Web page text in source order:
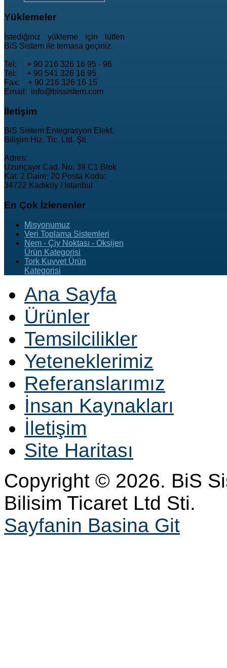
Yüklemeler
İstediğiniz yükleme için lütfen
BiS Sistem ile temasa geçiniz.
Tel: + 90 216 326 16 95 - 96
Tel: + 90 541 326 16 95
Fax: + 90 216 326 16 15
Email: info@bissistem.com
İletişim
BiS Sistem Entegrasyon Elekt.
Bilişim Hiz. Tic. Ltd. Şti.
Adres:
Uzunçayır Cad. No: 39 C1 Blok
Kat: 2 Daire: 20 Posta Kodu:
34722 Kadıköy / İstanbul
En Çok İzlenenler
Misyonumuz
Veri Toplama Sistemleri
Nem - Çiy Noktası - Oksijen
Ürün Kategorisi
Tork Kuvvet Ürün
Kategorisi
Ana Sayfa
Ürünler
Temsilcilikler
Yeteneklerimiz
Referanslarımız
İnsan Kaynakları
İletişim
Site Haritası
Copyright © 2026. BiS
Bilisim Ticaret Ltd Sti.
Sayfanin Basina Git